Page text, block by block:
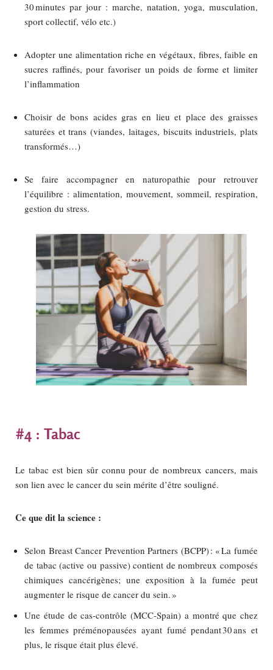
30 minutes par jour : marche, natation, yoga, musculation,
sport collectif, vélo etc.)
Adopter une alimentation riche en végétaux, fibres, faible en
sucres raffinés, pour favoriser un poids de forme et limiter
l’inflammation
Choisir de bons acides gras en lieu et place des graisses
saturées et trans (viandes, laitages, biscuits industriels, plats
transformés…)
Se faire accompagner en naturopathie pour retrouver
l’équilibre : alimentation, mouvement, sommeil, respiration,
gestion du stress.
#4 : Tabac
Le tabac est bien sûr connu pour de nombreux cancers, mais
son lien avec le cancer du sein mérite d’être souligné.
Ce que dit la science :
Selon Breast Cancer Prevention Partners (BCPP) : « La fumée
de tabac (active ou passive) contient de nombreux composés
chimiques cancérigènes; une exposition à la fumée peut
augmenter le risque de cancer du sein. »
Une étude de cas‑contrôle (MCC‑Spain) a montré que chez
les femmes préménopausées ayant fumé pendant 30 ans et
plus, le risque était plus élevé.